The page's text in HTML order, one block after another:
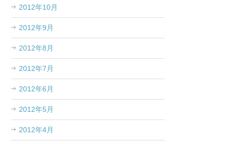
2012年10月
2012年9月
2012年8月
2012年7月
2012年6月
2012年5月
2012年4月